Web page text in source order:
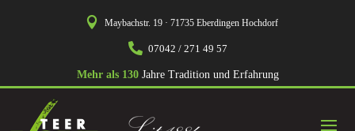
 Maybachstr. 19 · 71735 Eberdingen Hochdorf
 07042 / 271 49 57
Mehr als 130Jahre Tradition und Erfahrung